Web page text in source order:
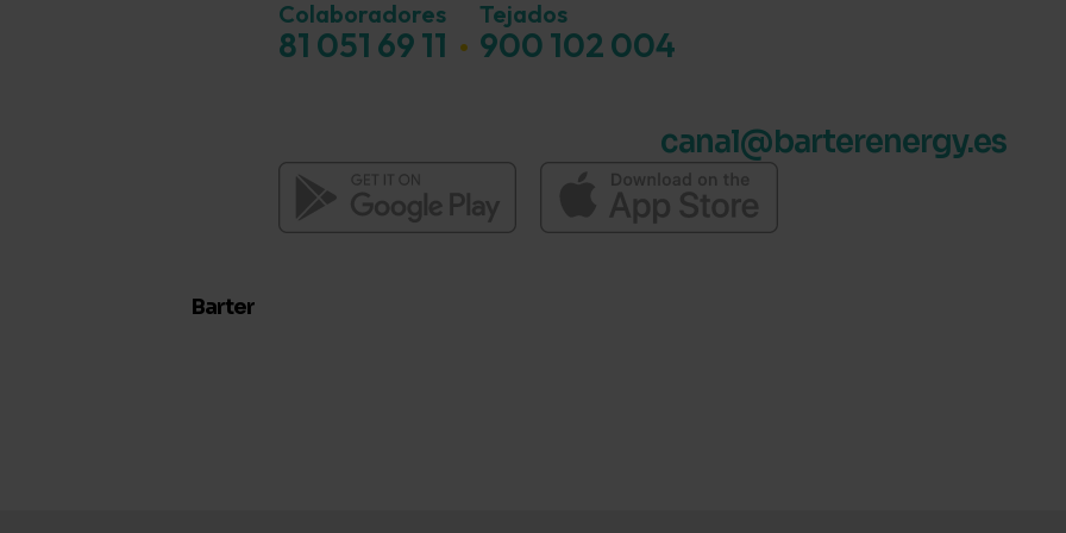
Barter
Colaboradores
81 051 69 11 ·
Tejados
900 102 004
canal@barterenergy.es